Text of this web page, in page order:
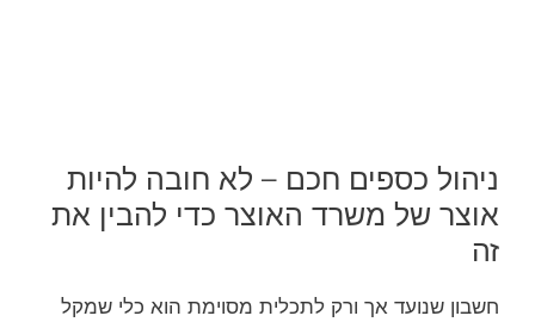
ניהול כספים חכם – לא חובה להיות
אוצר של משרד האוצר כדי להבין את
זה
חשבון שנועד אך ורק לתכלית מסוימת הוא כלי שמקל